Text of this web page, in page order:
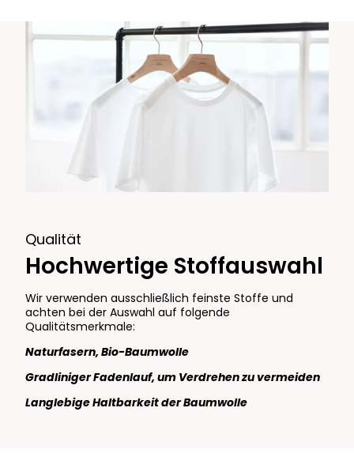
Qualität
Hochwertige Stoffauswahl
Wir verwenden ausschließlich feinste Stoffe und
achten bei der Auswahl auf folgende
Qualitätsmerkmale:
Naturfasern, Bio-Baumwolle
Gradliniger Fadenlauf, um Verdrehen zu vermeiden
Langlebige Haltbarkeit der Baumwolle